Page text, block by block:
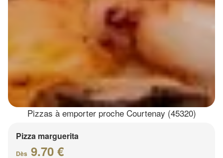
Pizzas à emporter proche Courtenay (45320)
Pizza marguerita
Dès 9.70 €